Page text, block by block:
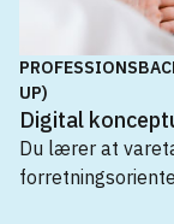
UP)
Digital
Du lærer at